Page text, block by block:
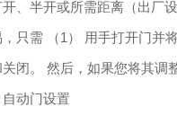
开、半开或所需距离（出厂设
只需
（1） 用手打开门并
闭。
然后，如果您将其调
动门设置